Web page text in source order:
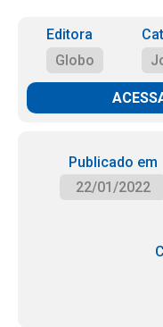
Editora
Globo
Publicado em
22/01/2022